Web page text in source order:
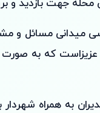
محله جهت بازدید و
میدانی مسائل و
عزیزاست که به
به همراه شهردار